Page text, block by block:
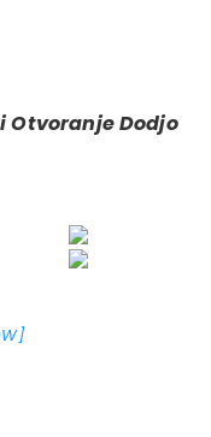
Otvoranje Dodjo